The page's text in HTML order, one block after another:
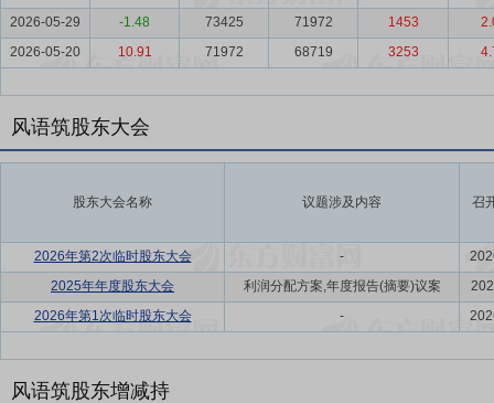
2026-05-29
-1.48 73425 71972 1453
2026-05-20
10.91 71972 68719 3253
风语筑股东大会
股东大会名称 议题涉及内容 召
2026年第2次临时股东大会 -
2025年年度股东大会
利润分配方案,年度报告(摘要)议案
2026年第1次临时股东大会
-
风语筑股东增减持